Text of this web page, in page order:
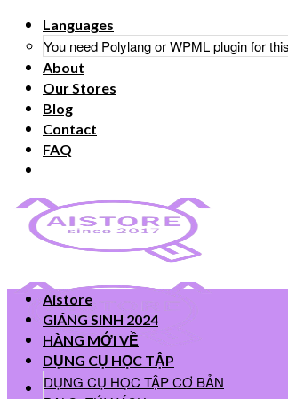
Skip
content
Languages
You need Polylang or WPML plugin for
About
Our Stores
Blog
Contact
FAQ
Aistore
GIÁNG SINH 2024
HÀNG MỚI VỀ
DỤNG CỤ HỌC TẬP
DỤNG CỤ HỌC TẬP CƠ BẢN